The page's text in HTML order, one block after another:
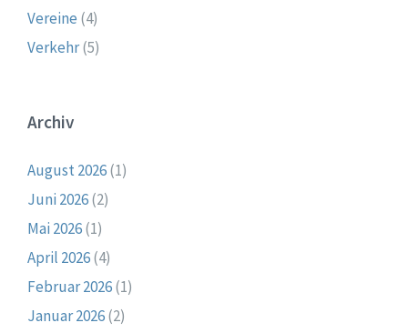
Vereine (4)
Verkehr(5)
Archiv
August 2026(1)
Juni 2026(2)
Mai 2026(1)
April 2026(4)
Februar 2026(1)
Januar 2026(2)